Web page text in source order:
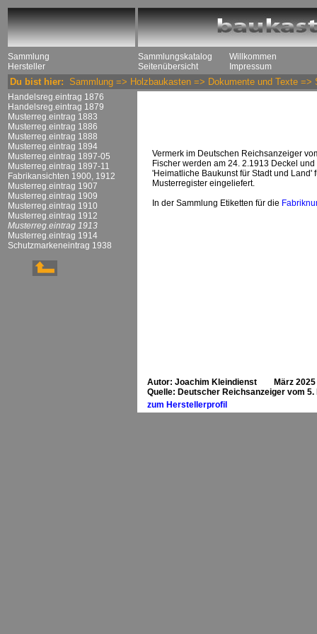
Sammlung
Hersteller
Sammlungskatalog
Seitenübersicht
Willkommen
Impressum
Du bist hier: Sammlung => Holzbaukasten => Dokumente und Texte =>
Handelsreg.eintrag 1876
Handelsreg.eintrag 1879
Musterreg.eintrag 1883
Musterreg.eintrag 1886
Musterreg.eintrag 1888
Musterreg.eintrag 1894
Musterreg.eintrag 1897-05
Musterreg.eintrag 1897-11
Fabrikansichten 1900, 1912
Musterreg.eintrag 1907
Musterreg.eintrag 1909
Musterreg.eintrag 1910
Musterreg.eintrag 1912
Musterreg.eintrag 1913
Musterreg.eintrag 1914
Schutzmarkeneintrag 1938
Vermerk im Deutschen Reichsanzeiger
Fischer werden am 24. 2.1913 Deckel
'Heimatliche Baukunst für Stadt und Land'
Musterregister eingeliefert.
In der Sammlung Etiketten für die
Autor: Joachim Kleindienst März 2025
Quelle: Deutscher Reichsanzeiger vom 5.
zum Herstellerprofil